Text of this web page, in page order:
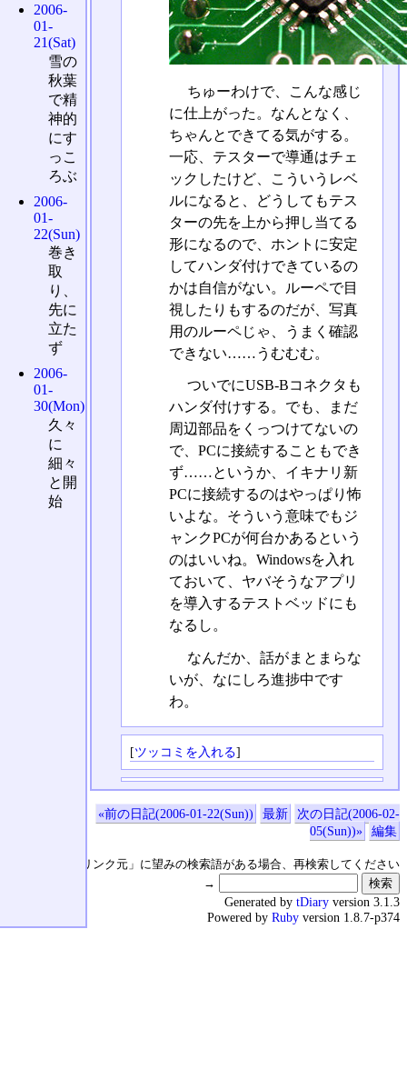
ちゅーわけで、こんな感じ
に仕上がった。なんとなく、
ちゃんとできてる気がする。
一応、テスターで導通はチェ
ックしたけど、こういうレベ
ルになると、どうしてもテス
ターの先を上から押し当てる
形になるので、ホントに安定
してハンダ付けできているの
かは自信がない。ルーペで目
視したりもするのだが、写真
用のルーペじゃ、うまく確認
できない……うむむむ。
ついでにUSB-Bコネクタも
ハンダ付けする。でも、まだ
周辺部品をくっつけてないの
で、PCに接続することもでき
ず……というか、イキナリ新
PCに接続するのはやっぱり怖
いよな。そういう意味でもジ
ャンクPCが何台かあるという
のはいいね。Windowsを入れ
ておいて、ヤバそうなアプリ
を導入するテストベッドにも
なるし。
なんだか、話がまとまらな
いが、なにしろ進捗中です
わ。
[ツッコミを入れる]
«前の日記(2006-01-22(Sun)) 最新
次の日記(2006-02-
05(Sun))»
編集
↑の「本日のリンク元」に望みの検索語がある場合、再検索してください
→
2006-
01-
21(Sat)
雪の
秋葉
で精
神的
にす
っこ
ろぶ
2006-
01-
22(Sun)
巻き
取
り、
先に
立た
ず
2006-
01-
30(Mon)
久々
に
細々
と開
始
Generated by tDiary version 3.1.3
Powered by Ruby version 1.8.7-p374